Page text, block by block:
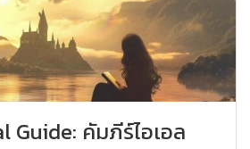
Guide: คัมภีร์ไอเอล